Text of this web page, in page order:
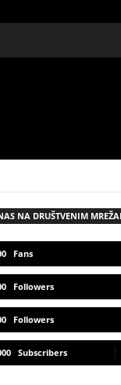
NA DRUŠTVENIM
Fans
Followers
Followers
Subscribers